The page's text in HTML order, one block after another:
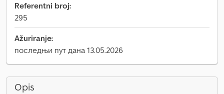
Referentni broj:
295
Ažuriranje:
последњи пут дана 13.05.2026
Opis